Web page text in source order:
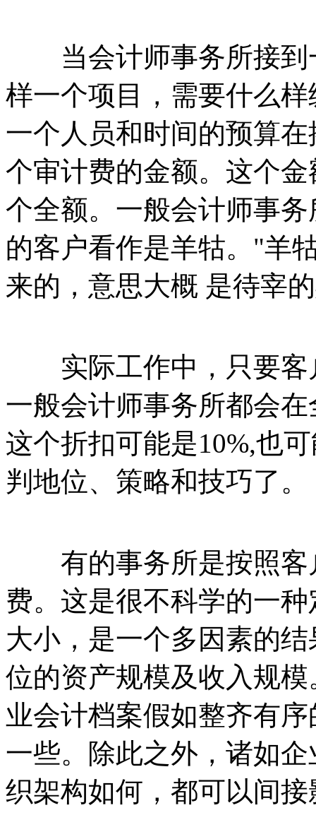
当会计师事务所接到
样一个项目，需要什么
一个人员和时间的预算
个审计费的金额。这个
个全额。一般会计师事
的客户看作是羊牯。"羊
来的，意思大概 是待宰
实际工作中，只要客
一般会计师事务所都会
这个折扣可能是10%,也
判地位、策略和技巧了。
有的事务所是按照客
费。这是很不科学的一
大小，是一个多因素的
位的资产规模及收入规
业会计档案假如整齐有
一些。除此之外，诸如
织架构如何，都可以间